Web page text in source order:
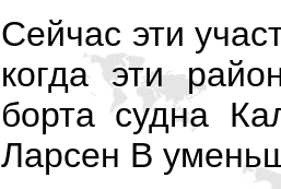
Сейчас эти
когда эти
борта судна
Ларсен В